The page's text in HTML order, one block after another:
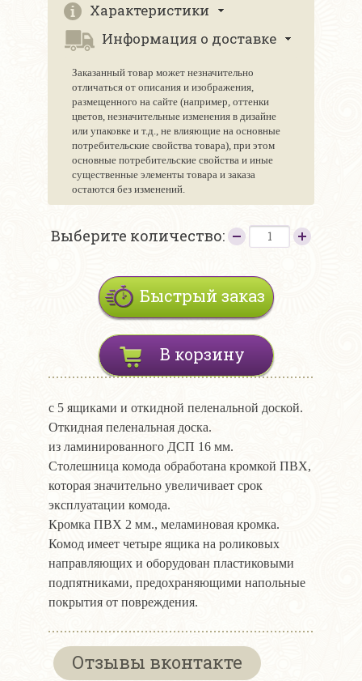
Характеристики
Информация о доставке
Заказанный товар может незначительно
отличаться от описания и изображения,
размещенного на сайте (например, оттенки
цветов, незначительные изменения в дизайне
или упаковке и т.д., не влияющие на основные
потребительские свойства товара), при этом
основные потребительские свойства и иные
существенные элементы товара и заказа
остаются без изменений.
Выберите количество:
Быстрый заказ
В корзину
с 5 ящиками и откидной пеленальной доской.
Откидная пеленальная доска.
из ламинированного ДСП 16 мм.
Столешница комода обработана кромкой ПВХ,
которая значительно увеличивает срок
эксплуатации комода.
Кромка ПВХ 2 мм., меламиновая кромка.
Комод имеет четыре ящика на роликовых
направляющих и оборудован пластиковыми
подпятниками, предохраняющими напольные
покрытия от повреждения.
Отзывы вконтакте